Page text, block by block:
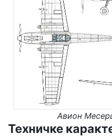
Авион
Техничке